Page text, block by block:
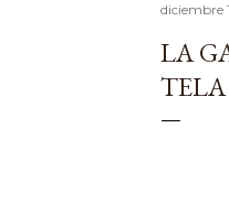
diciembre
LA